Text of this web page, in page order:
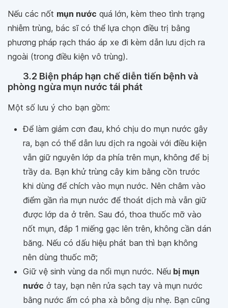
Nếu các nốt mụn nước quá lớn, kèm theo tình trạng
nhiễm trùng, bác sĩ có thể lựa chọn điều trị bằng
phương pháp rạch tháo áp xe đi kèm dẫn lưu dịch ra
ngoài (trong điều kiện vô trùng).
3.2 Biện pháp hạn chế diễn tiến bệnh và
phòng ngừa mụn nước tái phát
Một số lưu ý cho bạn gồm:
Để làm giảm cơn đau, khó chịu do mụn nước gây
ra, bạn có thể dẫn lưu dịch ra ngoài với điều kiện
vẫn giữ nguyên lớp da phía trên mụn, không để bị
trầy da. Bạn khử trùng cây kim bằng cồn trước
khi dùng để chích vào mụn nước. Nên châm vào
điểm gần rìa mụn nước để thoát dịch mà vẫn giữ
được lớp da ở trên. Sau đó, thoa thuốc mỡ vào
nốt mụn, đắp 1 miếng gạc lên trên, không cần dán
băng. Nếu có dấu hiệu phát ban thì bạn không
nên dùng thuốc mỡ;
Giữ vệ sinh vùng da nổi mụn nước. Nếu bị mụn
nước ở tay, bạn nên rửa sạch tay và mụn nước
bằng nước ấm có pha xà bông dịu nhẹ. Bạn cũng